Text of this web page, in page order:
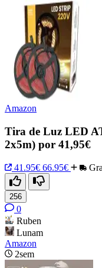
Amazon
Tira de Luz LED
2x5m) por 41,95€
41.95€ 66.95€
256
0
Ruben
Lunam
Amazon
2sem